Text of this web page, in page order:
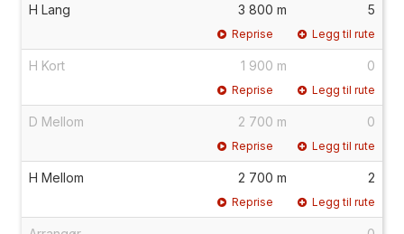
H Lang 3 800 m 5
Reprise Legg til rute
H Kort 1 900 m 0
Reprise Legg til rute
D Mellom 2 700 m 0
Reprise Legg til rute
H Mellom 2 700 m 2
Reprise Legg til rute